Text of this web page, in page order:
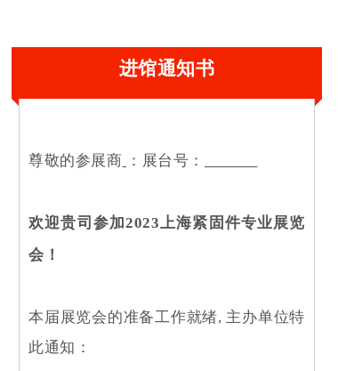
进馆通知书
尊敬的参展商 ：展台号：
欢迎贵司参加2023上海紧固件专业展览
会 ！
本届展览会的准备工作就绪, 主办单位特
此通知：